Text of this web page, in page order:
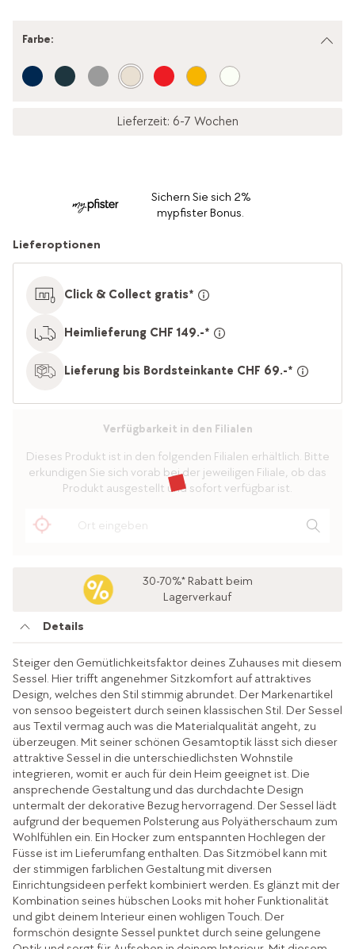
Farbe:
Lieferzeit: 6-7 Wochen
Sichern Sie sich 2%
mypfister Bonus.
Lieferoptionen
Click & Collect gratis*
Heimlieferung CHF 149.-*
Lieferung bis Bordsteinkante CHF 69.-*
Verfügbarkeit in den Filialen
Dieses Produkt ist in den folgenden Filialen erhältlich. Bitte
erkundigen Sie sich vorab bei der jeweiligen Filiale, ob das
Produkt ausgestellt und sofort verfügbar ist.
30-70%* Rabatt beim
Lagerverkauf
Details
Steiger den Gemütlichkeitsfaktor deines Zuhauses mit diesem
Sessel. Hier trifft angenehmer Sitzkomfort auf attraktives
Design, welches den Stil stimmig abrundet. Der Markenartikel
von sensoo begeistert durch seinen klassischen Stil. Der Sessel
aus Textil vermag auch was die Materialqualität angeht, zu
überzeugen. Mit seiner schönen Gesamtoptik lässt sich dieser
attraktive Sessel in die unterschiedlichsten Wohnstile
integrieren, womit er auch für dein Heim geeignet ist. Die
ansprechende Gestaltung und das durchdachte Design
untermalt der dekorative Bezug hervorragend. Der Sessel lädt
aufgrund der bequemen Polsterung aus Polyätherschaum zum
Wohlfühlen ein. Ein Hocker zum entspannten Hochlegen der
Füsse ist im Lieferumfang enthalten. Das Sitzmöbel kann mit
der stimmigen farblichen Gestaltung mit diversen
Einrichtungsideen perfekt kombiniert werden. Es glänzt mit der
Kombination seines hübschen Looks mit hoher Funktionalität
und gibt deinem Interieur einen wohligen Touch. Der
formschön designte Sessel punktet durch seine gelungene